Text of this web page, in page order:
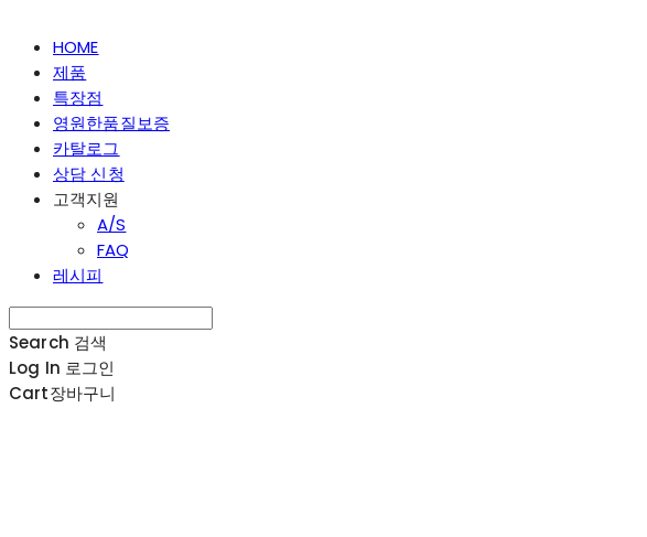
HOME
제품
특장점
영원한품질보증
카탈로그
상담 신청
고객지원
A/S
FAQ
레시피
Search 검색
Log In 로그인
Cart장바구니